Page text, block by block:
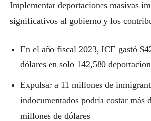
Implementar deportaciones masivas
significativos al gobierno y los
En el año fiscal 2023, ICE gastó
dólares en solo 142,580
Expulsar a 11 millones de
indocumentados podría costar más
millones de dólares